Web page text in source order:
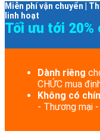
Miễn phí vận chuyển |
linh hoạt
Tối ưu tới 20%
Dành riêng
CHỨC mua
Không có
- Thương mại